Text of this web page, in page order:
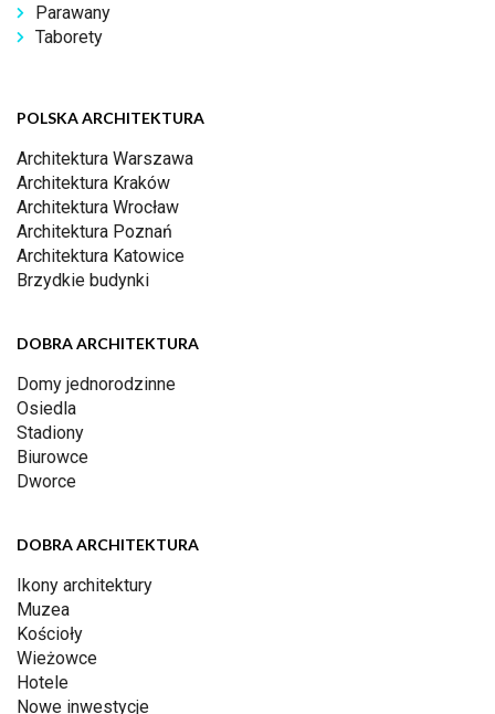
Parawany
Taborety
POLSKA ARCHITEKTURA
Architektura Warszawa
Architektura Kraków
Architektura Wrocław
Architektura Poznań
Architektura Katowice
Brzydkie budynki
DOBRA ARCHITEKTURA
Domy jednorodzinne
Osiedla
Stadiony
Biurowce
Dworce
DOBRA ARCHITEKTURA
Ikony architektury
Muzea
Kościoły
Wieżowce
Hotele
Nowe inwestycje